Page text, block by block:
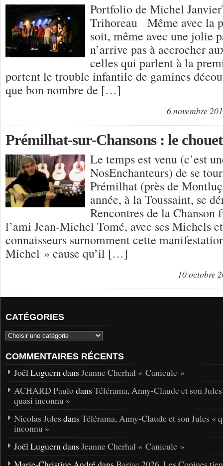
Portfolio de Michel
Trihoreau Même avec la
soit, même avec une jolie
n’arrive pas à accrocher
celles qui parlent à la
portent le trouble infantile de gamines
que bon nombre de […]
6 novembre
Prémilhat-sur-Chansons : le
Le temps est venu (c’est
NosEnchanteurs) de se
Prémilhat (près de
année, à la Toussaint, se
Rencontres de la Chanson
l’ami Jean-Michel Tomé, avec ses Michels
connaisseurs surnomment cette
Michel » cause qu’il […]
10 octobre
CATÉGORIES
COMMENTAIRES RÉCENTS
Joël Luguern dans Jeanne Cherhal « Canicule »
ACHARD Paulodans Télérama, Anny-Claude et son
quasi inconnu »
Nicolas Jules dans Télérama, Anny-Claude et son Jules «
inconnu »
Joël Luguern dans Jeanne Cherhal « Canicule »